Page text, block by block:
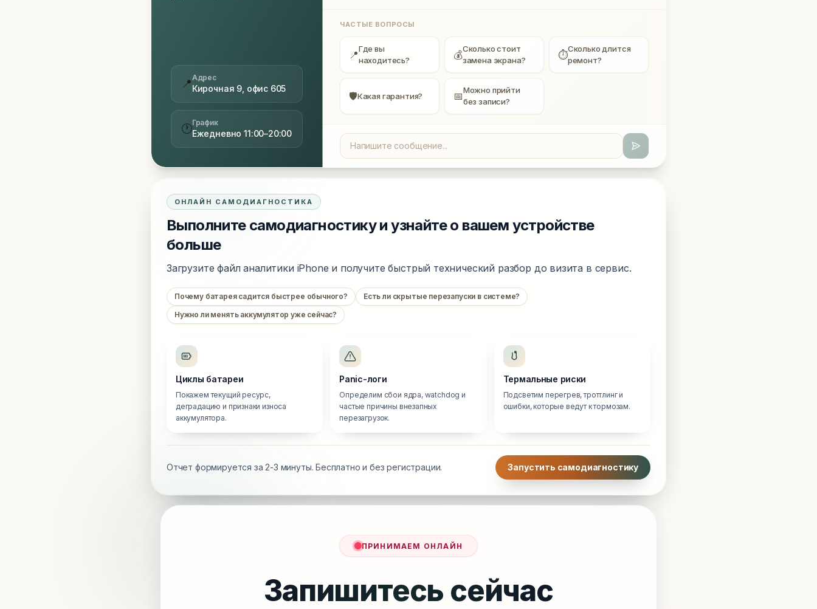
📍Адрес
Кирочная 9, офис 605
🕐График
Ежедневно 11:00–20:00
ЧАСТЫЕ ВОПРОСЫ
📍Где вы
находитесь?
💰Сколько стоит
замена экрана?
⏱Сколько длится
ремонт?
🛡Какая гарантия? 📅Можно прийти
без записи?
ОНЛАЙН САМОДИАГНОСТИКА
Выполните самодиагностику и узнайте о вашем устройстве
больше
Загрузите файл аналитики iPhone и получите быстрый технический разбор до визита в сервис.
Почему батарея садится быстрее обычного?
Есть ли скрытые перезапуски в системе?
Нужно ли менять аккумулятор уже сейчас?
Циклы батареи
Покажем текущий ресурс,
деградацию и признаки износа
аккумулятора.
Panic-логи
Определим сбои ядра, watchdog и
частые причины внезапных
перезагрузок.
Термальные риски
Подсветим перегрев, троттлинг и
ошибки, которые ведут к тормозам.
Отчет формируется за 2-3 минуты. Бесплатно и без регистрации. Запустить самодиагностику
ПРИНИМАЕМ ОНЛАЙН
Запишитесь сейчас